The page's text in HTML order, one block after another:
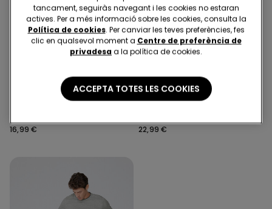
Butxaques
16,99 €
3 Colors
22,99 €
tancament, seguiràs navegant i les cookies no estaran
actives. Per a més informació sobre les cookies, consulta la
Política de cookies. Per canviar les teves preferències, fes
clic en qualsevol moment a Centre de preferència de
privadesa a la política de cookies.
ACCEPTA TOTES LES COOKIES